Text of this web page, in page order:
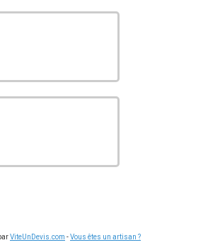
ViteUnDevis.com -Vous êtes un artisan ?